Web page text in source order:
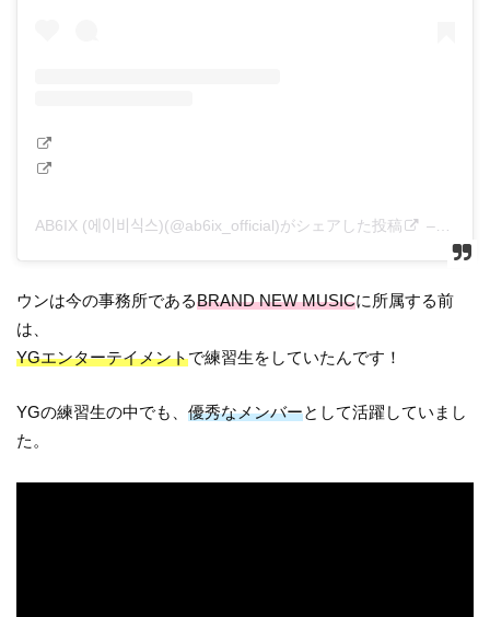
AB6IX (에이비식스)(@ab6ix_official)がシェアした投稿 –
ウンは今の事務所であるBRAND NEW MUSICに所属する前
は、
YGエンターテイメントで練習生をしていたんです！
YGの練習生の中でも、優秀なメンバーとして活躍していまし
た。